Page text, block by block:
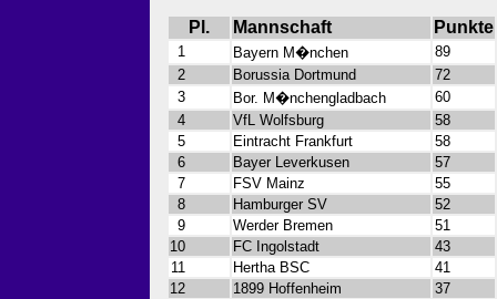
Pl. Mannschaft Punkte
1 Bayern M�nchen
89
2
Borussia Dortmund
72
3
Bor. M�nchengladbach
60
4
VfL Wolfsburg
58
5
Eintracht Frankfurt
58
6
Bayer Leverkusen
57
7
FSV Mainz
55
8
Hamburger SV
52
9
Werder Bremen
51
10
FC Ingolstadt
43
11
Hertha BSC
41
12
1899 Hoffenheim
37